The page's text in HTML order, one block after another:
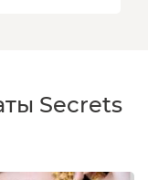
Secrets